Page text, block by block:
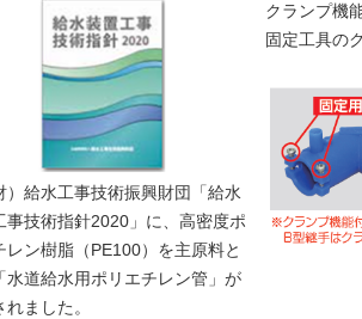
）給水工事技術振興財団「給水
事技術指針2020」に、高密度ポ
レン樹脂（PE100）を主原料と
水道給水用ポリエチレン管」が
れました。
クランプ機
固定工具の